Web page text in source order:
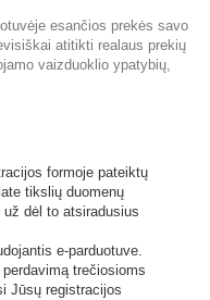
esančios prekės savo
atitikti realaus prekių
vaizduoklio ypatybių,
formoje pateiktų
tikslių duomenų
dėl to atsiradusius
e-parduotuve.
trečiosioms
Jūsų registracijos